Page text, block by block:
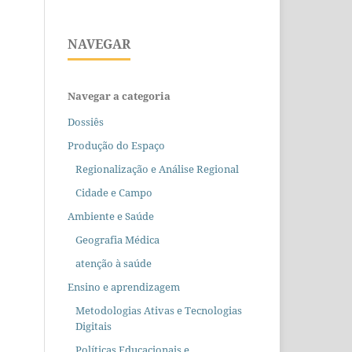
NAVEGAR
Navegar a categoria
Dossiês
Produção do Espaço
Regionalização e Análise Regional
Cidade e Campo
Ambiente e Saúde
Geografia Médica
atenção à saúde
Ensino e aprendizagem
Metodologias Ativas e Tecnologias
Digitais